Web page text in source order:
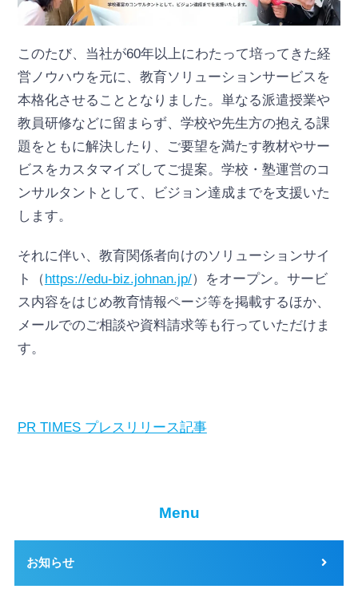
このたび、当社が60年以上にわたって培ってきた経
営ノウハウを元に、教育ソリューションサービスを
本格化させることとなりました。単なる派遣授業や
教員研修などに留まらず、学校や先生方の抱える課
題をともに解決したり、ご要望を満たす教材やサー
ビスをカスタマイズしてご提案。学校・塾運営のコ
ンサルタントとして、ビジョン達成までを支援いた
します。
それに伴い、教育関係者向けのソリューションサイ
ト（https://edu-biz.johnan.jp/）をオープン。サービ
ス内容をはじめ教育情報ページ等を掲載するほか、
メールでのご相談や資料請求等も行っていただけま
す。
PR TIMES プレスリリース記事
Menu
お知らせ